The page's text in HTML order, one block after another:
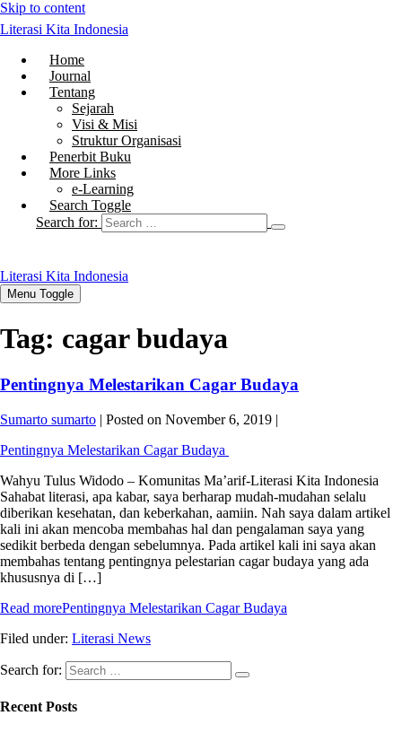
Skip to content
Literasi Kita Indonesia
Home
Journal
Tentang
Sejarah
Visi & Misi
Struktur Organisasi
Penerbit Buku
More Links
e-Learning
Search Toggle
Search for:
Literasi Kita Indonesia
Menu Toggle
Tag: cagar budaya
Pentingnya Melestarikan Cagar Budaya
Sumarto sumarto | Posted on November 6, 2019 |
Pentingnya Melestarikan Cagar Budaya
Wahyu Tulus Widodo – Komunitas Ma’arif-Literasi Kita Indonesia
Sahabat literasi, apa kabar, saya berharap mudah-mudahan selalu
diberikan kesehatan, dan keberkahan, aamiin. Nah saya dalam artikel
kali ini akan mencoba membahas hal dan pengalaman saya yang
sedikit berbeda dengan sebelumnya. Pada artikel kali ini saya akan
membahas tentang pentingnya pelestarian cagar budaya yang ada
khususnya di […]
Read morePentingnya Melestarikan Cagar Budaya
Filed under: Literasi News
Search for:
Recent Posts